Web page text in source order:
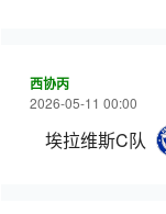
西协丙
2026-05-11 00:00
埃拉维斯C队